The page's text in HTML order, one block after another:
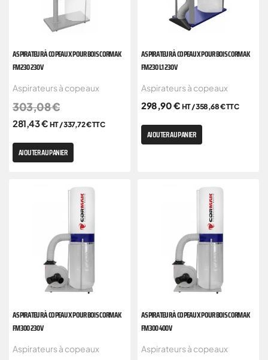
ASPIRATEUR À COPEAUX POUR BOIS CORMAK
FM230 230V
Aspirateurs à copeaux
303,08€
281,43€ HT /337,72€TTC
AJOUTER AU PANIER
ASPIRATEUR À COPEAUX POUR BOIS CORMAK
FM230 L1 230V
Aspirateurs à copeaux
298,90€ HT /358,68€TTC
AJOUTER AU PANIER
ASPIRATEUR À COPEAUX POUR BOIS CORMAK
FM300 230V
Aspirateurs à copeaux
ASPIRATEUR À COPEAUX POUR BOIS CORMAK
FM300 400V
Aspirateurs à copeaux